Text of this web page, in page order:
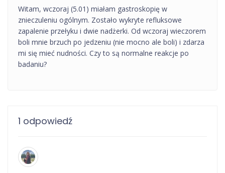
Witam, wczoraj (5.01) miałam gastroskopię w
znieczuleniu ogólnym. Zostało wykryte refluksowe
zapalenie przełyku i dwie nadżerki. Od wczoraj wieczorem
boli mnie brzuch po jedzeniu (nie mocno ale boli) i zdarza
mi się mieć nudności. Czy to są normalne reakcje po
badaniu?
1 odpowiedź